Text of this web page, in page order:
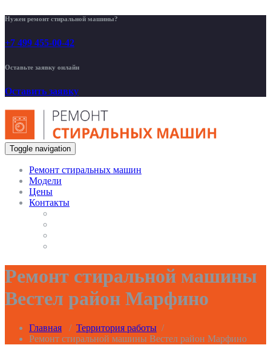
Нужен ремонт стиральной машины?
+7 499 455-00-42
Оставьте заявку онлайн
Оставить заявку
Toggle navigation
Ремонт стиральных машин
Модели
Цены
Контакты
Ремонт стиральной машины
Вестел район Марфино
Главная / Территория работы /
Ремонт стиральной машины Вестел район Марфино